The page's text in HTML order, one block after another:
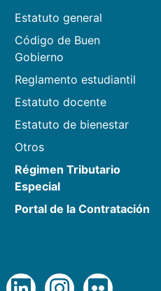
Estatuto general
Código de Buen
Gobierno
Reglamento estudiantil
Estatuto docente
Estatuto de bienestar
Otros
Régimen Tributario
Especial
Portal de la Contratación